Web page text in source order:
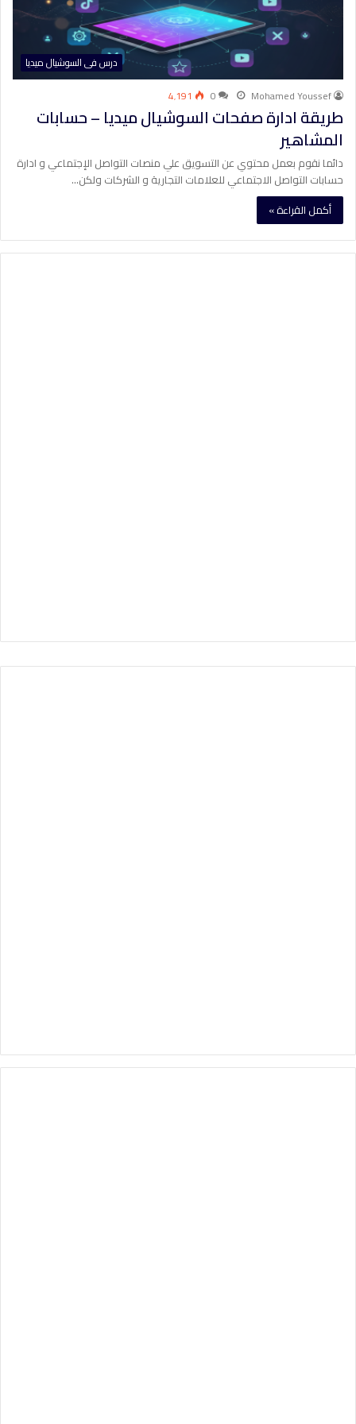
درس فى السوشيال ميديا
Mohamed Youssef
0 4٬191
طريقة ادارة صفحات السوشيال ميديا – حسابات
المشاهير
دائما نقوم بعمل محتوي عن التسويق علي منصات التواصل الإجتماعي و ادارة
حسابات التواصل الاجتماعي للعلامات التجارية و الشركات ولكن…
أكمل القراءة »